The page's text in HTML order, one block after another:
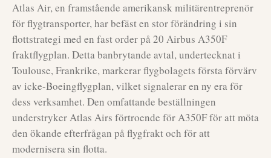
Atlas Air, en framstående amerikansk militärentreprenör
för flygtransporter, har befäst en stor förändring i sin
flottstrategi med en fast order på 20 Airbus A350F
fraktflygplan. Detta banbrytande avtal, undertecknat i
Toulouse, Frankrike, markerar flygbolagets första förvärv
av icke-Boeingflygplan, vilket signalerar en ny era för
dess verksamhet. Den omfattande beställningen
understryker Atlas Airs förtroende för A350F för att möta
den ökande efterfrågan på flygfrakt och för att
modernisera sin flotta.